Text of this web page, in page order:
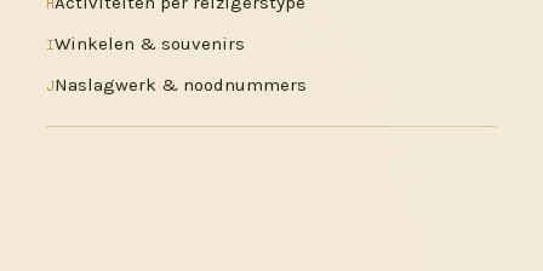
IWinkelen & souvenirs
JNaslagwerk & noodnummers